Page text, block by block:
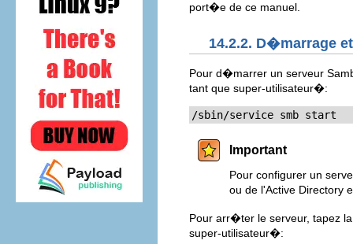
port�e de ce manuel.
14.2.2. D�marrage
Pour d�marrer un serveur
tant que super-utilisateur�:
/sbin/service smb start
Important
Pour configurer un
ou de l'Active Directory
Pour arr�ter le serveur, tapez
super-utilisateur�: